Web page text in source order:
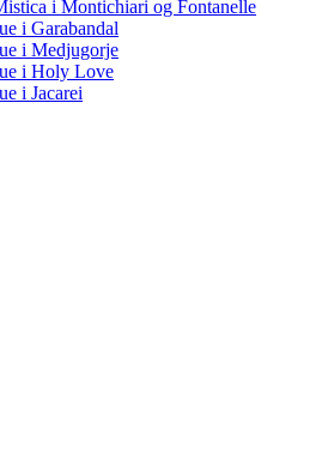
i Montichiari og Fontanelle
i Garabandal
i Medjugorje
i Holy Love
i Jacarei